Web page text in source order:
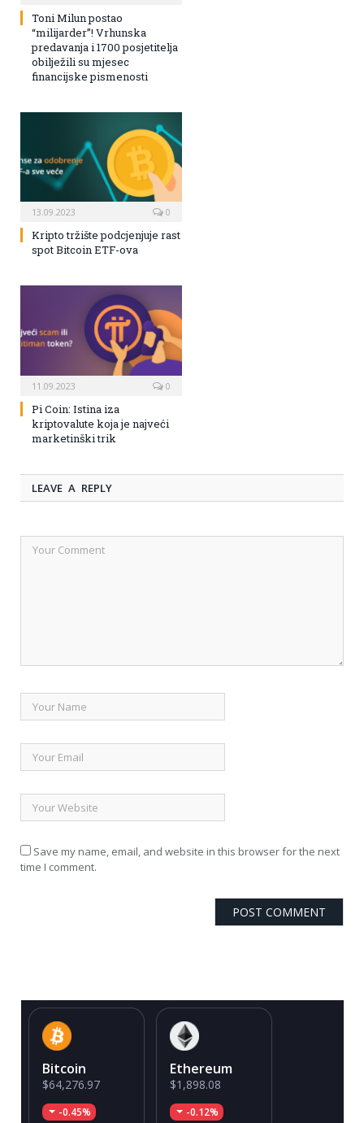
Toni Milun postao
“milijarder”! Vrhunska
predavanja i 1700 posjetitelja
obilježili su mjesec
financijske pismenosti
13.09.2023 0
Kripto tržište podcjenjuje rast
spot Bitcoin ETF-ova
11.09.2023 0
Pi Coin: Istina iza
kriptovalute koja je najveći
marketinški trik
LEAVE A REPLY
Save my name, email, and website in this browser for the next
time I comment.
Bitcoin
$64,276.97
-0.45%
Ethereum
$1,898.08
-0.12%